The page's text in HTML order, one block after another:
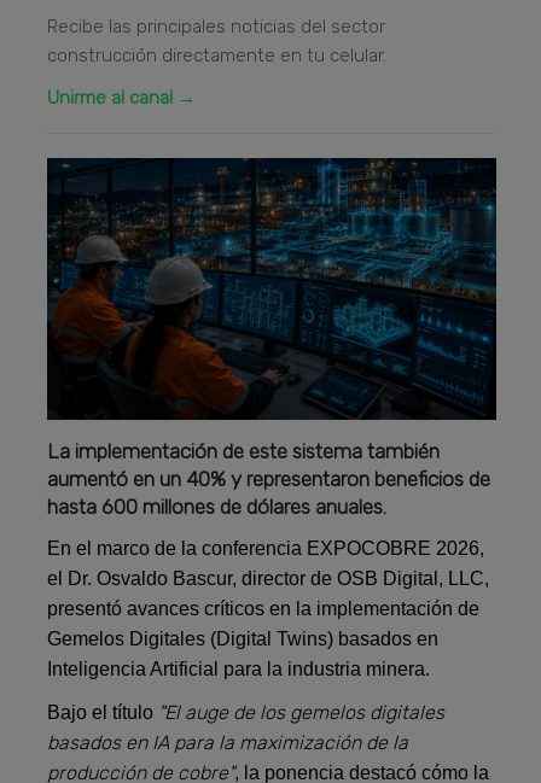
Recibe las principales noticias del sector
construcción directamente en tu celular.
Unirme al canal →
La implementación de este sistema también
aumentó en un 40% y representaron beneficios de
hasta 600 millones de dólares anuales.
En el marco de la conferencia EXPOCOBRE 2026,
el Dr. Osvaldo Bascur, director de OSB Digital, LLC,
presentó avances críticos en la implementación de
Gemelos Digitales (Digital Twins) basados en
Inteligencia Artificial para la industria minera.
Bajo el título "El auge de los gemelos digitales
basados en IA para la maximización de la
producción de cobre", la ponencia destacó cómo la